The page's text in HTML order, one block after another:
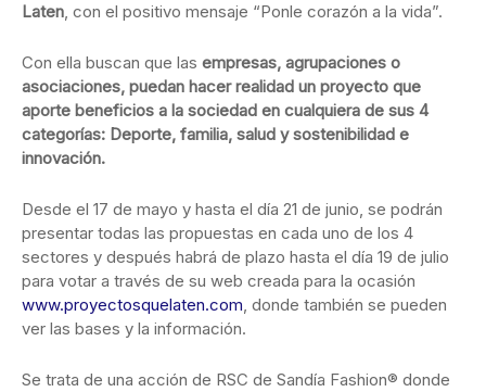
Laten, con el positivo mensaje “Ponle corazón a la vida”.
Con ella buscan que las empresas, agrupaciones o
asociaciones, puedan hacer realidad un proyecto que
aporte beneficios a la sociedad en cualquiera de sus 4
categorías: Deporte, familia, salud y sostenibilidad e
innovación.
Desde el 17 de mayo y hasta el día 21 de junio, se podrán
presentar todas las propuestas en cada uno de los 4
sectores y después habrá de plazo hasta el día 19 de julio
para votar a través de su web creada para la ocasión
www.proyectosquelaten.com, donde también se pueden
ver las bases y la información.
Se trata de una acción de RSC de Sandía Fashion® donde